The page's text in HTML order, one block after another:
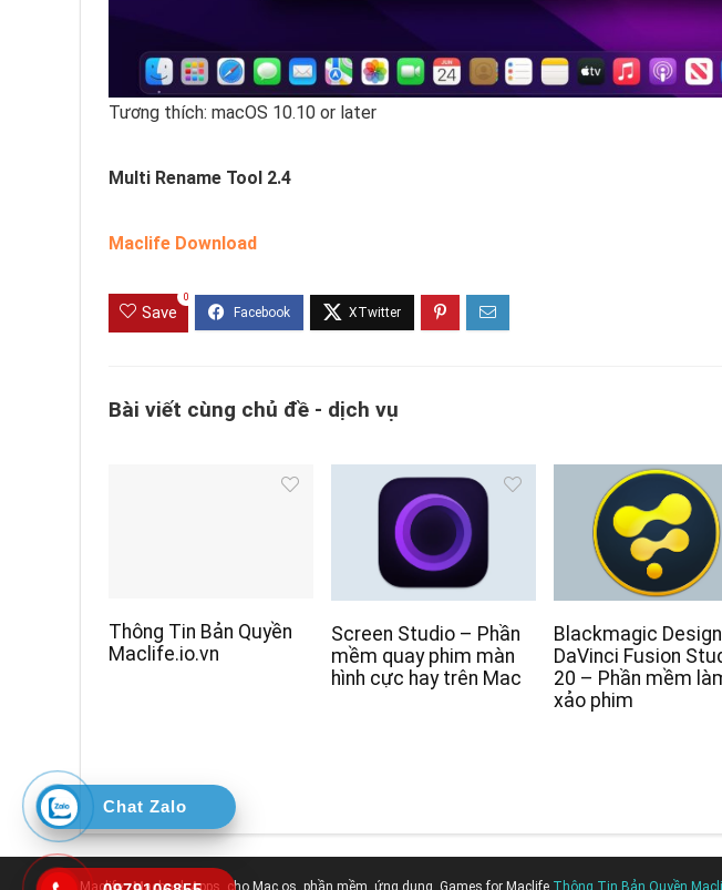
Tương thích: macOS 10.10 or later
Multi Rename Tool 2.4
Maclife Download
Save
0
Bài viết cùng chủ đề - dịch vụ
Thông Tin Bản Quyền
Maclife.io.vn
Screen Studio – Phần
mềm quay phim màn
hình cực hay trên Mac
Blackmagic Design
DaVinci Fusion
20 – Phần mềm
xảo phim
Chat Zalo